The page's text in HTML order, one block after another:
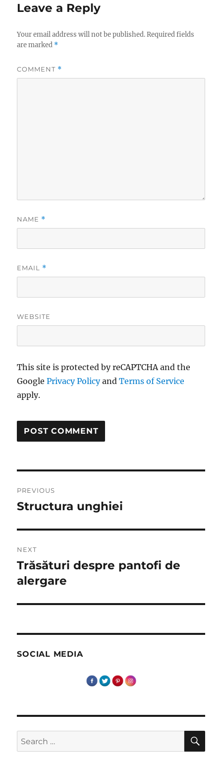
Leave a Reply
Your email address will not be published. Required fields
are marked *
COMMENT *
NAME *
EMAIL *
WEBSITE
This site is protected by reCAPTCHA and the
GooglePrivacy PolicyandTerms of Service
apply.
navigation
PREVIOUS
Previous
Structura unghiei
NEXT
Next
post:
Trăsături despre pantofi de
alergare
SOCIAL MEDIA
Search
for: